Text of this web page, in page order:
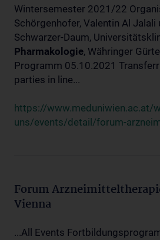
Wintersemester 2021/22
Schörgenhofer, Valentin Al Jalali
Schwarzer-Daum,
Pharmakologie, Währinger
Programm 05.10.2021
parties in line...
https://www.meduniwien.ac.at/
uns/events/detail/forum-
Forum
Vienna
...All Events